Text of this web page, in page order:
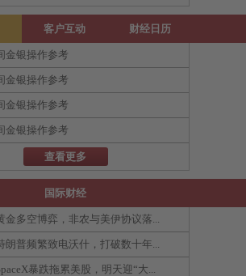
客户互动 财经日历
金银操作参考
金银操作参考
金银操作参考
金银操作参考
查看更多
国际财经
金多空博弈，非农与美伊协议落...
朗普频繁致电沃什，打破数十年...
暴跌拖累美股，明天迎“大...